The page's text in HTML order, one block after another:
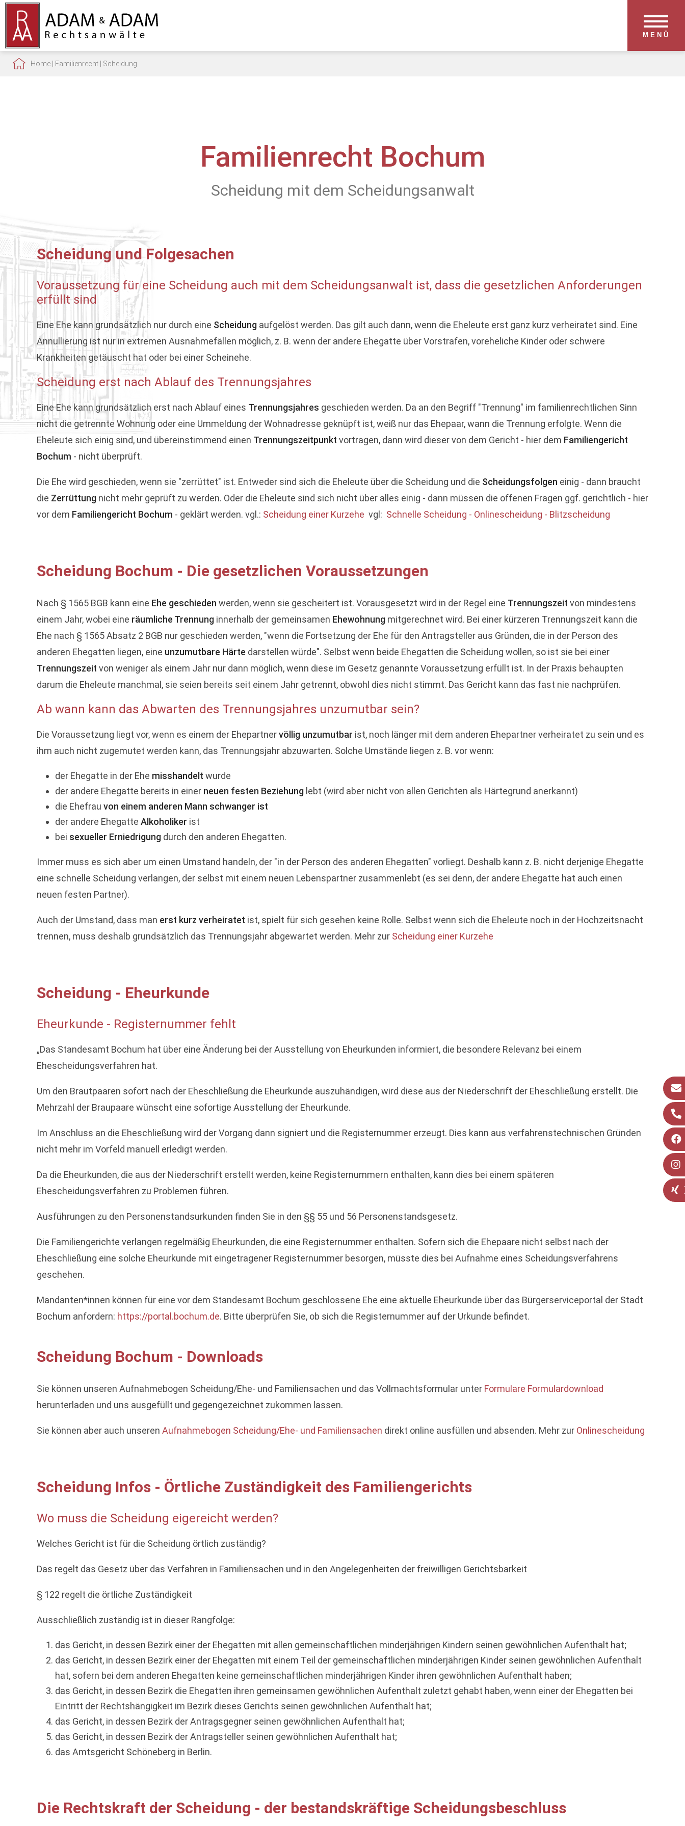
MENÜ
Home Familienrecht Scheidung
Familienrecht Bochum
Scheidung mit dem Scheidungsanwalt
Scheidung und Folgesachen
Voraussetzung für eine Scheidung auch mit dem Scheidungsanwalt ist, dass die gesetzlichen Anforderungen
erfüllt sind
Eine Ehe kann grundsätzlich nur durch eine Scheidung aufgelöst werden. Das gilt auch dann, wenn die Eheleute erst ganz kurz verheiratet sind. Eine
Annullierung ist nur in extremen Ausnahmefällen möglich, z. B. wenn der andere Ehegatte über Vorstrafen, voreheliche Kinder oder schwere
Krankheiten getäuscht hat oder bei einer Scheinehe.
Scheidung erst nach Ablauf des Trennungsjahres
Eine Ehe kann grundsätzlich erst nach Ablauf eines Trennungsjahres geschieden werden. Da an den Begriff "Trennung" im familienrechtlichen Sinn
nicht die getrennte Wohnung oder eine Ummeldung der Wohnadresse geknüpft ist, weiß nur das Ehepaar, wann die Trennung erfolgte. Wenn die
Eheleute sich einig sind, und übereinstimmend einen Trennungszeitpunkt vortragen, dann wird dieser von dem Gericht - hier dem Familiengericht
Bochum - nicht überprüft.
Die Ehe wird geschieden, wenn sie "zerrüttet" ist. Entweder sind sich die Eheleute über die Scheidung und die Scheidungsfolgen einig - dann braucht
die Zerrüttung nicht mehr geprüft zu werden. Oder die Eheleute sind sich nicht über alles einig - dann müssen die offenen Fragen ggf. gerichtlich - hier
vor dem Familiengericht Bochum - geklärt werden. vgl.: Scheidung einer Kurzehe vgl: Schnelle Scheidung - Onlinescheidung - Blitzscheidung
Scheidung Bochum - Die gesetzlichen Voraussetzungen
Nach § 1565 BGB kann eine Ehe geschieden werden, wenn sie gescheitert ist. Vorausgesetzt wird in der Regel eine Trennungszeit von mindestens
einem Jahr, wobei eine räumliche Trennung innerhalb der gemeinsamen Ehewohnung mitgerechnet wird. Bei einer kürzeren Trennungszeit kann die
Ehe nach § 1565 Absatz 2 BGB nur geschieden werden, "wenn die Fortsetzung der Ehe für den Antragsteller aus Gründen, die in der Person des
anderen Ehegatten liegen, eine unzumutbare Härte darstellen würde". Selbst wenn beide Ehegatten die Scheidung wollen, so ist sie bei einer
Trennungszeit von weniger als einem Jahr nur dann möglich, wenn diese im Gesetz genannte Voraussetzung erfüllt ist. In der Praxis behaupten
darum die Eheleute manchmal, sie seien bereits seit einem Jahr getrennt, obwohl dies nicht stimmt. Das Gericht kann das fast nie nachprüfen.
Ab wann kann das Abwarten des Trennungsjahres unzumutbar sein?
Die Voraussetzung liegt vor, wenn es einem der Ehepartnervöllig unzumutbar ist, noch länger mit dem anderen Ehepartner verheiratet zu sein und es
ihm auch nicht zugemutet werden kann, das Trennungsjahr abzuwarten. Solche Umstände liegen z. B. vor wenn:
der Ehegatte in der Ehe misshandelt wurde
der andere Ehegatte bereits in einer neuen festen Beziehung lebt (wird aber nicht von allen Gerichten als Härtegrund anerkannt)
die Ehefrau von einem anderen Mann schwanger ist
der andere Ehegatte Alkoholiker ist
bei sexueller Erniedrigung durch den anderen Ehegatten.
Immer muss es sich aber um einen Umstand handeln, der "in der Person des anderen Ehegatten" vorliegt. Deshalb kann z. B. nicht derjenige Ehegatte
eine schnelle Scheidung verlangen, der selbst mit einem neuen Lebenspartner zusammenlebt (es sei denn, der andere Ehegatte hat auch einen
neuen festen Partner).
Auch der Umstand, dass man erst kurz verheiratet ist, spielt für sich gesehen keine Rolle. Selbst wenn sich die Eheleute noch in der Hochzeitsnacht
trennen, muss deshalb grundsätzlich das Trennungsjahr abgewartet werden. Mehr zur Scheidung einer Kurzehe
Scheidung - Eheurkunde
Eheurkunde - Registernummer fehlt
„Das Standesamt Bochum hat über eine Änderung bei der Ausstellung von Eheurkunden informiert, die besondere Relevanz bei einem
Ehescheidungsverfahren hat.
Um den Brautpaaren sofort nach der Eheschließung die Eheurkunde auszuhändigen, wird diese aus der Niederschrift der Eheschließung erstellt. Die
Mehrzahl der Braupaare wünscht eine sofortige Ausstellung der Eheurkunde.
Im Anschluss an die Eheschließung wird der Vorgang dann signiert und die Registernummer erzeugt. Dies kann aus verfahrenstechnischen Gründen
nicht mehr im Vorfeld manuell erledigt werden.
Da die Eheurkunden, die aus der Niederschrift erstellt werden, keine Registernummern enthalten, kann dies bei einem späteren
Ehescheidungsverfahren zu Problemen führen.
Ausführungen zu den Personenstandsurkunden finden Sie in den §§ 55 und 56 Personenstandsgesetz.
Die Familiengerichte verlangen regelmäßig Eheurkunden, die eine Registernummer enthalten. Sofern sich die Ehepaare nicht selbst nach der
Eheschließung eine solche Eheurkunde mit eingetragener Registernummer besorgen, müsste dies bei Aufnahme eines Scheidungsverfahrens
geschehen.
Mandanten*innen können für eine vor dem Standesamt Bochum geschlossene Ehe eine aktuelle Eheurkunde über das Bürgerserviceportal der Stadt
Bochum anfordern: https://portal.bochum.de. Bitte überprüfen Sie, ob sich die Registernummer auf der Urkunde befindet.
Scheidung Bochum - Downloads
Sie können unseren Aufnahmebogen Scheidung/Ehe- und Familiensachen und das Vollmachtsformular unter Formulare Formulardownload
herunterladen und uns ausgefüllt und gegengezeichnet zukommen lassen.
Sie können aber auch unseren Aufnahmebogen Scheidung/Ehe- und Familiensachen direkt online ausfüllen und absenden. Mehr zur Onlinescheidung
Scheidung Infos - Örtliche Zuständigkeit des Familiengerichts
Wo muss die Scheidung eigereicht werden?
Welches Gericht ist für die Scheidung örtlich zuständig?
Das regelt das Gesetz über das Verfahren in Familiensachen und in den Angelegenheiten der freiwilligen Gerichtsbarkeit
§ 122 regelt die örtliche Zuständigkeit
Ausschließlich zuständig ist in dieser Rangfolge:
das Gericht, in dessen Bezirk einer der Ehegatten mit allen gemeinschaftlichen minderjährigen Kindern seinen gewöhnlichen Aufenthalt hat;
das Gericht, in dessen Bezirk einer der Ehegatten mit einem Teil der gemeinschaftlichen minderjährigen Kinder seinen gewöhnlichen Aufenthalt
hat, sofern bei dem anderen Ehegatten keine gemeinschaftlichen minderjährigen Kinder ihren gewöhnlichen Aufenthalt haben;
das Gericht, in dessen Bezirk die Ehegatten ihren gemeinsamen gewöhnlichen Aufenthalt zuletzt gehabt haben, wenn einer der Ehegatten bei
Eintritt der Rechtshängigkeit im Bezirk dieses Gerichts seinen gewöhnlichen Aufenthalt hat;
das Gericht, in dessen Bezirk der Antragsgegner seinen gewöhnlichen Aufenthalt hat;
das Gericht, in dessen Bezirk der Antragsteller seinen gewöhnlichen Aufenthalt hat;
das Amtsgericht Schöneberg in Berlin.
Die Rechtskraft der Scheidung - der bestandskräftige Scheidungsbeschluss